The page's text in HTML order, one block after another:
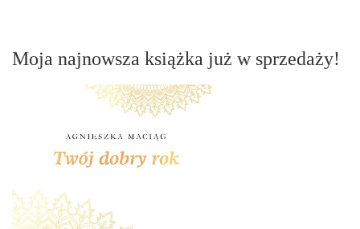
Moja najnowsza książka już w sprzedaży!